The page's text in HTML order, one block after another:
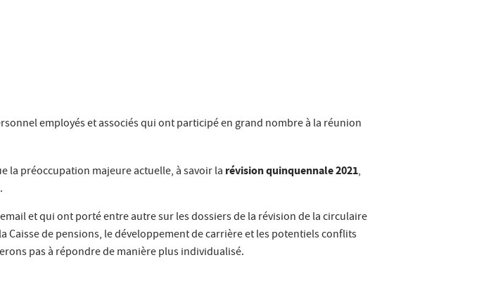
employés et associés qui ont participé en grand nombre à la réunion
la préoccupation majeure actuelle, à savoir la révision quinquennale 2021,
et qui ont porté entre autre sur les dossiers de la révision de la circulaire
de pensions, le développement de carrière et les potentiels conflits
pas à répondre de manière plus individualisé.